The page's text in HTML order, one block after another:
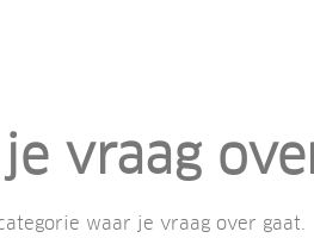
vraag
waar je vraag over gaat.